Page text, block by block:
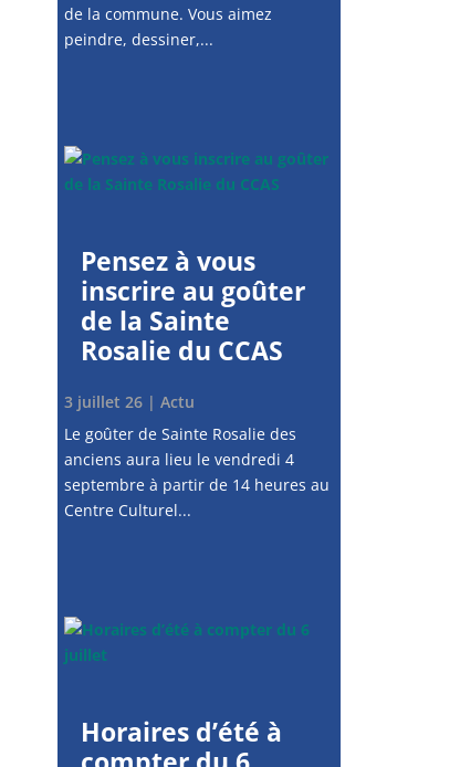
de la commune. Vous aimez
peindre, dessiner,...
Pensez à vous
inscrire au goûter
de la Sainte
Rosalie du CCAS
3 juillet 26| Actu
Le goûter de Sainte Rosalie des
anciens aura lieu le vendredi 4
septembre à partir de 14 heures au
Centre Culturel...
Horaires d’été à